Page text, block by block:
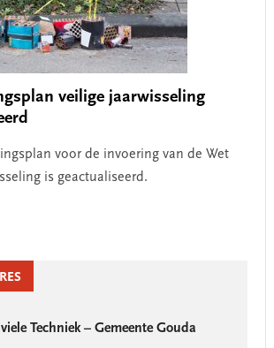
veilige jaarwisseling
voor de invoering van de Wet
is geactualiseerd.
Techniek – Gemeente Gouda